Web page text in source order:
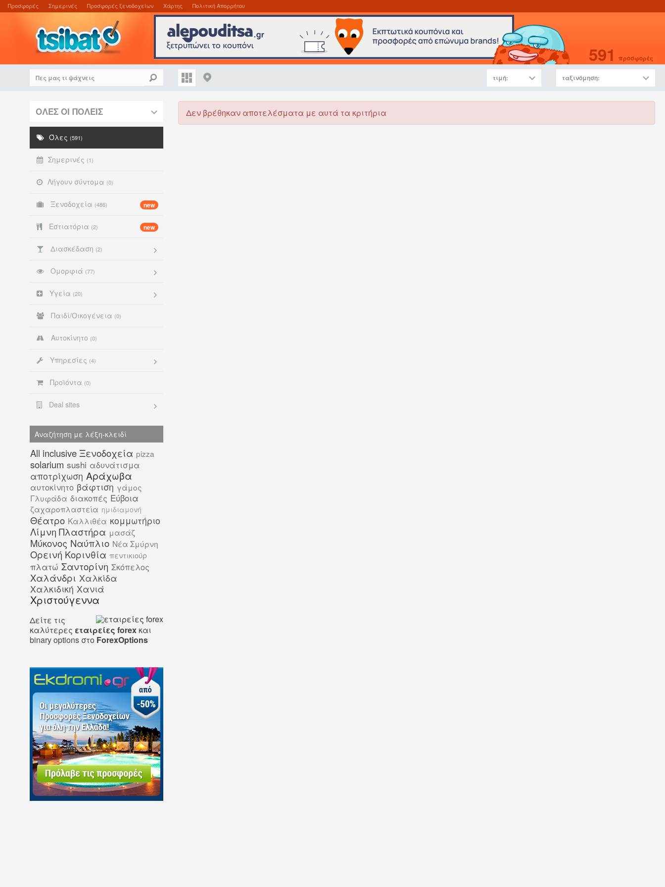
Προσφορές Σημερινές Προσφορές ξενοδοχείων Χάρτης Πολιτική Απορρήτου
591 προσφορές
ταξινόμηση:
τιμή:
ΟΛΕΣ ΟΙ ΠΟΛΕΙΣ
Όλες (591)
Σημερινές (1)
Λήγουν σύντομα (0)
Ξενοδοχεία (486) new
Εστιατόρια (2) new
Διασκέδαση (2)
Ομορφιά (77)
Υγεία (20)
Παιδί/Οικογένεια (0)
Αυτοκίνητο (0)
Υπηρεσίες (4)
Προϊόντα (0)
Deal sites
Αναζήτηση με λέξη-κλειδί
All inclusive Ξενοδοχεία pizza
solarium sushi αδυνάτισμα
αποτρίχωση Αράχωβα
αυτοκίνητο βάφτιση γάμος
Γλυφάδα διακοπές Εύβοια
ζαχαροπλαστεία ημιδιαμονή
Θέατρο Καλλιθέα κομμωτήριο
Λίμνη Πλαστήρα μασάζ
Μύκονος Ναύπλιο Νέα Σμύρνη
Ορεινή Κορινθία πεντικιούρ
πλατώ Σαντορίνη Σκόπελος
Χαλάνδρι Χαλκίδα
Χαλκιδική Χανιά
Χριστούγεννα
Δείτε τις
καλύτερες εταιρείες forex και
binary options στο ForexOptions
Δεν βρέθηκαν αποτελέσματα με αυτά τα κριτήρια